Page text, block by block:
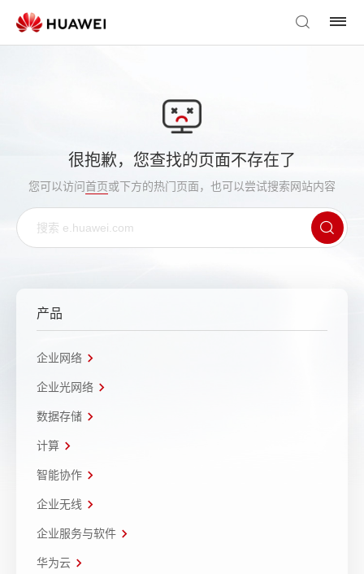
很抱歉，您查找的页面不存在了
您可以访问首页或下方的热门页面，也可以尝试搜索网站内容
产品
企业网络
企业光网络
数据存储
计算
智能协作
企业无线
企业服务与软件
华为云